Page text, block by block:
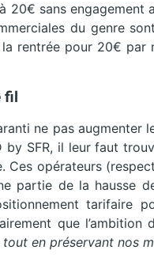
sans engagement
du genre
rentrée pour 20€
fil
ne pas augmenter
by SFR, il leur faut
opérateurs
partie de la hausse
tarifaire
que
en préservant nos